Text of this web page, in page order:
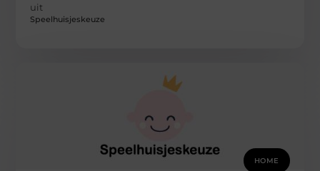
uit
Speelhuisjeskeuze
HOME